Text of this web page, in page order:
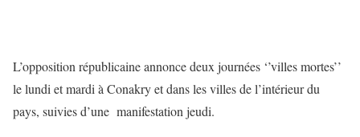
L’opposition républicaine annonce deux journées ‘’villes mortes’’
le lundi et mardi à Conakry et dans les villes de l’intérieur du
pays, suivies d’une manifestation jeudi.